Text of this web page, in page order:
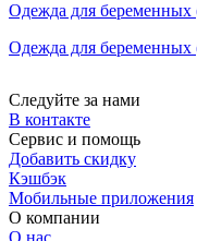
Одежда для беременных
Одежда для беременных
Следуйте за нами
В контакте
Сервис и помощь
Добавить скидку
Кэшбэк
Мобильные приложения
О компании
О нас